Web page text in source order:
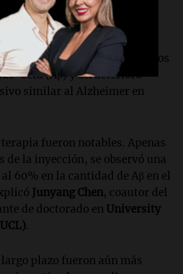
para eliminar desechos.
se administraron solo tres
a ratones
que desarrollan altos
beta (Aβ) y un deterioro
similar al Alzheimer en
fueron notables. Apenas
de la inyección, se observó una
60% en la cantidad de Aβ en el
Junyang Chen, coautor del
de doctorado en University
.
plazo fueron aún más